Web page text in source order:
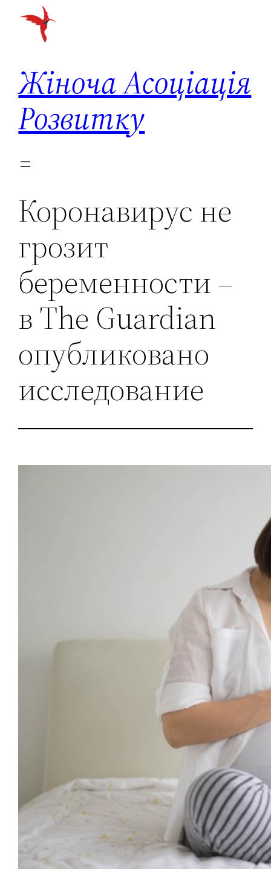
Перейти
Жіноча Асоціація
Розвитку
Коронавирус не
грозит
беременности –
в The Guardian
опубликовано
исследование